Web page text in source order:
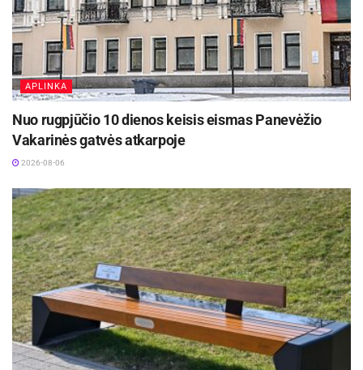
APLINKA
Nuo rugpjūčio 10 dienos keisis eismas Panevėžio
Vakarinės gatvės atkarpoje
2026-08-06